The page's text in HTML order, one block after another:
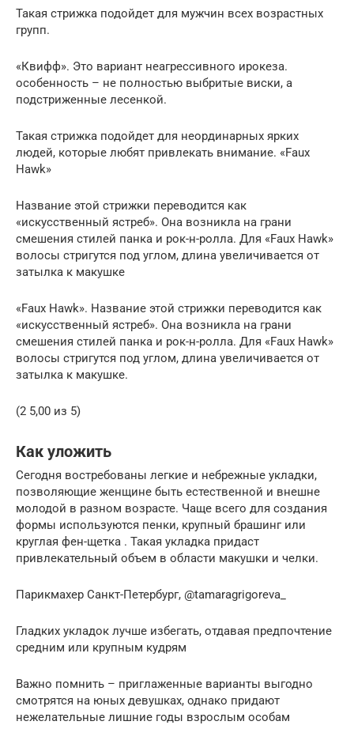
Такая стрижка подойдет для мужчин всех возрастных
групп.
«Квифф». Это вариант неагрессивного ирокеза.
особенность – не полностью выбритые виски, а
подстриженные лесенкой.
Такая стрижка подойдет для неординарных ярких
людей, которые любят привлекать внимание. «Faux
Hawk»
Название этой стрижки переводится как
«искусственный ястреб». Она возникла на грани
смешения стилей панка и рок-н-ролла. Для «Faux Hawk»
волосы стригутся под углом, длина увеличивается от
затылка к макушке
«Faux Hawk». Название этой стрижки переводится как
«искусственный ястреб». Она возникла на грани
смешения стилей панка и рок-н-ролла. Для «Faux Hawk»
волосы стригутся под углом, длина увеличивается от
затылка к макушке.
(2 5,00 из 5)
Как уложить
Сегодня востребованы легкие и небрежные укладки,
позволяющие женщине быть естественной и внешне
молодой в разном возрасте. Чаще всего для создания
формы используются пенки, крупный брашинг или
круглая фен-щетка . Такая укладка придаст
привлекательный объем в области макушки и челки.
Парикмахер Санкт-Петербург, @tamaragrigoreva_
Гладких укладок лучше избегать, отдавая предпочтение
средним или крупным кудрям
Важно помнить – приглаженные варианты выгодно
смотрятся на юных девушках, однако придают
нежелательные лишние годы взрослым особам